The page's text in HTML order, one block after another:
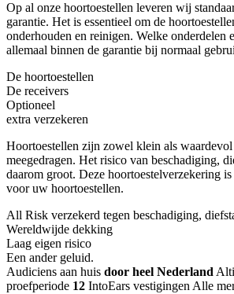
Op al onze hoortoestellen leveren wij
garantie. Het is essentieel om de
onderhouden en reinigen. Welke onderdelen
allemaal binnen de garantie bij normaal
De hoortoestellen
De receivers
Optioneel
extra verzekeren
Hoortoestellen zijn zowel klein als
meegedragen. Het risico van beschadiging,
daarom groot. Deze hoortoestelverzekering
voor uw hoortoestellen.
All Risk verzekerd tegen beschadiging,
Wereldwijde dekking
Laag eigen risico
Een ander geluid.
Audiciens aan huis door heel Nederland
proefperiode 12 IntoEars vestigingen Alle